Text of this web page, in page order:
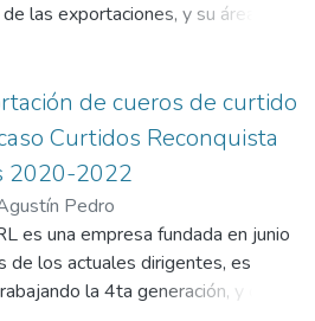
las exportaciones, y su área de
y correlacional pretende
variaciones del tonelaje de soja
consumo de combustible por km
transporte hidroviario y terrestre,
desde las empresas y
los puertos de la zona Up
a través de la Hidrovía Paraná
desde el 2010 al 2020. Se
de los tres medios de
de cueros de curtido
Curtidos Reconquista
2020-2022
Pedro
es una empresa fundada en junio
los actuales dirigentes, es
la 4ta generación, y cuya